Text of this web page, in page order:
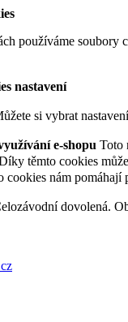
používáme soubory
nastavení
si vybrat
e-shopu Toto
těmto cookies
cookies nám pomáhají
dovolená.